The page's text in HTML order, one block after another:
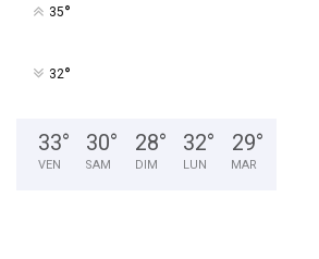
35°
32°
33°
VEN
30°
SAM
28°
DIM
32°
LUN
29°
MAR